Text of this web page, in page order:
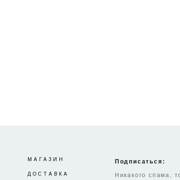
МАГАЗИН
ДОСТАВКА
Подписаться:
Никакого спама,